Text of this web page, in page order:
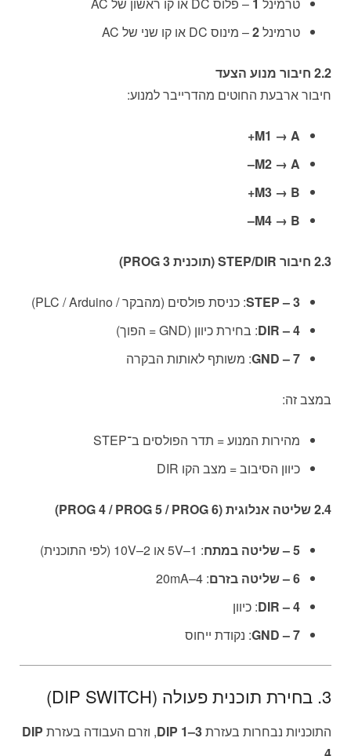
טרמינל2– מינוס DC או קו שני של AC
2.2 חיבור מנוע הצעד
חיבור ארבעת החוטים מהדרייבר למנוע:
M1 → A+
M2 → A–
M3 → B+
M4 → B–
2.3 חיבור STEP/DIR (תוכנית PROG 3)
3 – STEP
: כניסת פולסים (מהבקר / PLC / Arduino)
4 – DIR
: בחירת כיוון (GND = הפוך)
7 – GND
: משותף לאותות הבקרה
במצב זה:
מהירות המנוע = תדר הפולסים ב־STEP
כיוון הסיבוב = מצב הקו DIR
2.4 שליטה אנלוגית (PROG 4 / PROG 5 / PROG 6)
5 – שליטה במתח
: 1–5V או 2–10V (לפי התוכנית)
6 – שליטה בזרם
: 4–20mA
4 – DIR
: כיוון
7 – GND
: נקודת ייחוס
3. בחירת תוכנית פעולה (DIP SWITCH)
התוכניות נבחרות בעזרתDIP 1–3, וזרם העבודה בעזרת DIP